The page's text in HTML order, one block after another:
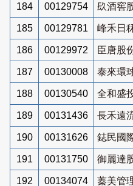
184 00129754 镹酒窖
185 00129781 峰禾日
186 00129972 臣唐股
187 00130008 泰來環
188 00130540 全和盛
189 00131436 長禾遠
190 00131626 鋕民國
191 00131750 御麗達
192 00134074 蓁美管